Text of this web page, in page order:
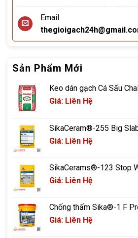
Email
Sản Phẩm Mới
Keo dán gạch Cá Sấu
Giá: Liên Hệ
SikaCeram®-255 Big
Giá: Liên Hệ
SikaCerams®-123 Stop
Giá: Liên Hệ
Chống thấm Sika®-1 F
Giá: Liên Hệ